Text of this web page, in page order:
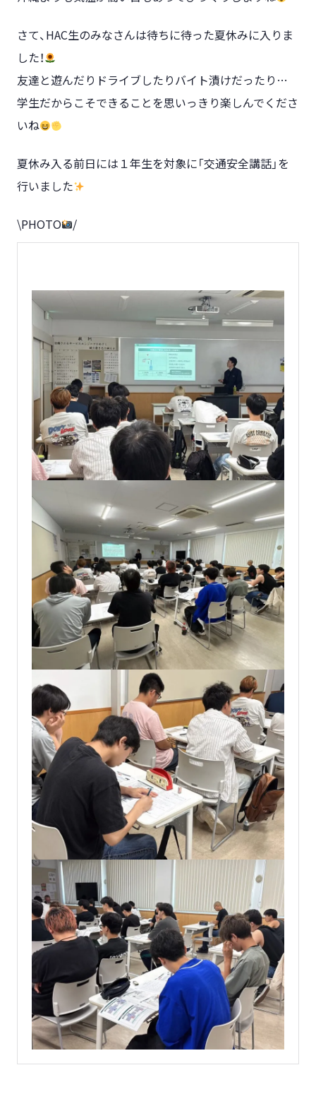
さて、HAC生のみなさんは待ちに待った夏休みに入りま
した！
友達と遊んだりドライブしたりバイト漬けだったり…
学生だからこそできることを思いっきり楽しんでくださ
いね
夏休み入る前日には１年生を対象に「交通安全講話」を
行いました
\PHOTO /